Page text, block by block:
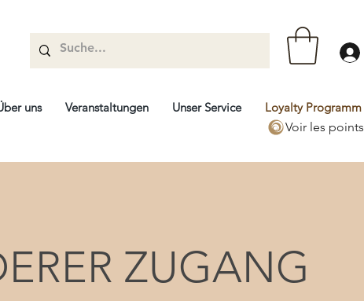
uns Veranstaltungen Unser Service Loyalty Programm
Voir les points
ZUGANG